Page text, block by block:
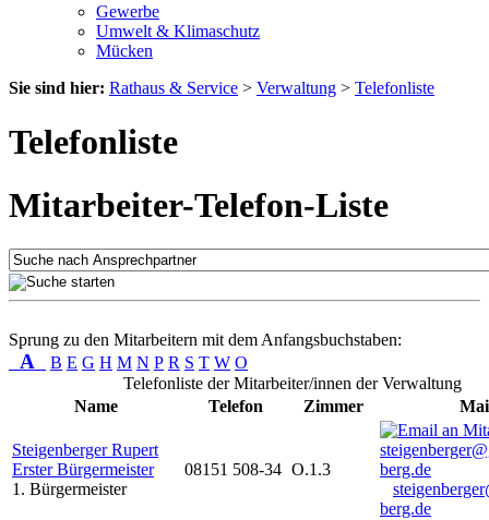
Gewerbe
Umwelt & Klimaschutz
Mücken
Sie sind hier: Rathaus & Service > Verwaltung > Telefonliste
Telefonliste
Mitarbeiter-Telefon-Liste
Sprung zu den Mitarbeitern mit dem Anfangsbuchstaben:
A B E G H M N P R S T W O
Telefonliste der Mitarbeiter/innen der Verwaltung
Name
Telefon Zimmer
Steigenberger Rupert
Erster Bürgermeister
1. Bürgermeister
08151 508-34 O.1.3
berg.de